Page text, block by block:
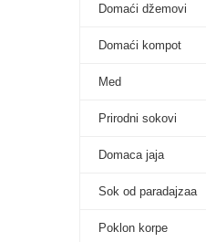
Domaći džemovi
Domaći kompot
Med
Prirodni sokovi
Domaca jaja
Sok od paradajzaa
Poklon korpe